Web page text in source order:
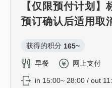
【仅限预付计划
预订确认后适用取
获得的积分 165~
早餐 网上支付
in 15:00~ 28:00 / out